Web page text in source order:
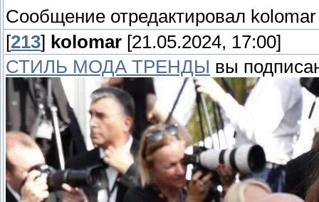
Сообщение отредактировал kolomar
[213] kolomar [21.05.2024, 17:00]
СТИЛЬ МОДА ТРЕНДЫ вы